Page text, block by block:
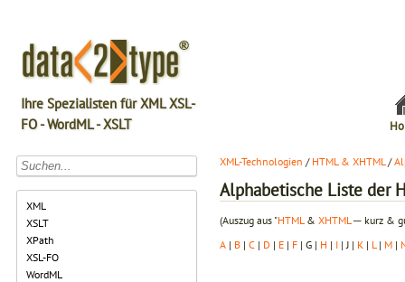
Ihre Spezialisten für XML XSL-
FO - WordML - XSLT
XML
XSLT
XPath
XSL-FO
WordML
XML-Technologien / HTML & XHTML/
Alphabetische Liste der
(Auszug aus "HTML & XHTML ─ kurz &
A | B | C | D | E | F | G | H | I | J | K | L | M |